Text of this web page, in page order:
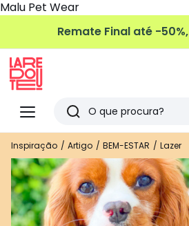
Malu Pet Wear
Remate Final até -50%,
Menu
Redoute
Pesquisar
Últimos
artigos
vistos
Inspiração Artigo BEM-ESTAR Lazer